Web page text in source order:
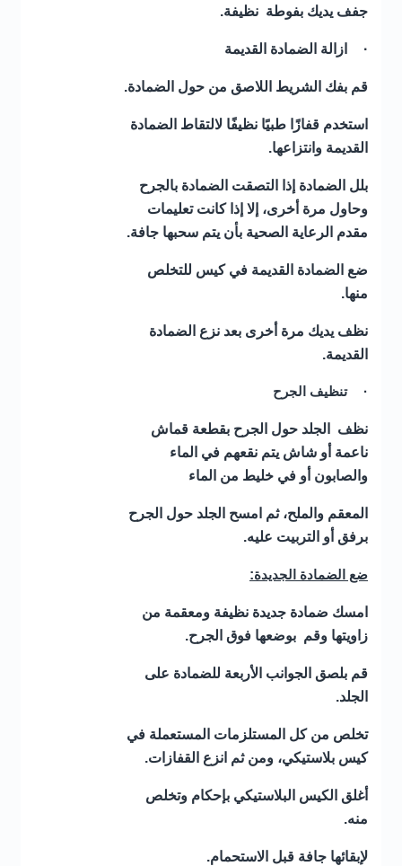
جفف يديك بفوطة نظيفة.
· ازالة الضمادة القديمة
قم بفك الشريط اللاصق من حول الضمادة.
استخدم قفازًا طبيًا نظيفًا لالتقاط الضمادة
القديمة وانتزاعها.
بلل الضمادة إذا التصقت الضمادة بالجرح
وحاول مرة أخرى، إلا إذا كانت تعليمات
مقدم الرعاية الصحية بأن يتم سحبها جافة.
ضع الضمادة القديمة في كيس للتخلص
منها.
نظف يديك مرة أخرى بعد نزع الضمادة
القديمة.
· تنظيف الجرح
نظف الجلد حول الجرح بقطعة قماش
ناعمة أو شاش يتم نقعهم في الماء
والصابون أو في خليط من الماء
المعقم والملح، ثم امسح الجلد حول الجرح
برفق أو التربيت عليه.
ضع الضمادة الجديدة:
امسك ضمادة جديدة نظيفة ومعقمة من
زاويتها وقم بوضعها فوق الجرح.
قم بلصق الجوانب الأربعة للضمادة على
الجلد.
تخلص من كل المستلزمات المستعملة في
كيس بلاستيكي، ومن ثم انزع القفازات.
أغلق الكيس البلاستيكي بإحكام وتخلص
منه.
لإبقائها جافة قبل الاستحمام.